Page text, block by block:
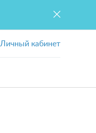
Личный кабинет